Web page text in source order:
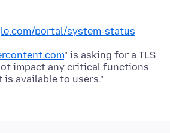
portal/system-status
" is asking for a TLS
impact any critical functions